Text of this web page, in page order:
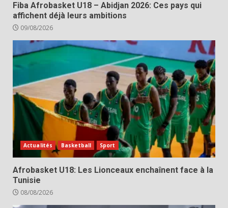
Fiba Afrobasket U18 – Abidjan 2026: Ces pays qui
affichent déjà leurs ambitions
09/08/2026
Actualités Basketball Sport
Afrobasket U18: Les Lionceaux enchaînent face à la
Tunisie
08/08/2026